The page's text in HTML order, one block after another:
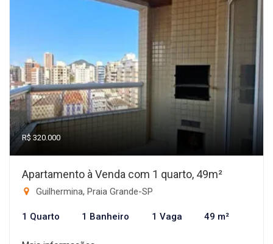
R$ 320.000
Apartamento à Venda com 1 quarto, 49m²
Guilhermina, Praia Grande-SP
1 Quarto 1 Banheiro 1 Vaga 49 m²